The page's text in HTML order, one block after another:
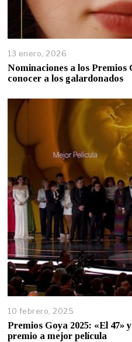
13 enero, 2026
Nominaciones a los Premios
conocer a los galardonados
10 febrero, 2025
Premios Goya 2025: «El
premio a mejor película